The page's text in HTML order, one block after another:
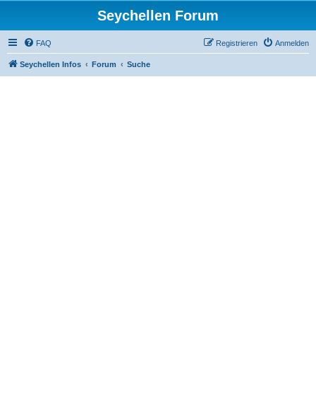
Seychellen Forum
FAQ Anmelden
Registrieren
Seychellen Infos Forum Suche